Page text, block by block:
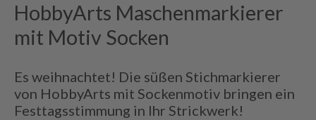
HobbyArts Maschenmarkierer
mit Motiv Socken
Es weihnachtet! Die süßen Stichmarkierer
von HobbyArts mit Sockenmotiv bringen ein
Festtagsstimmung in Ihr Strickwerk!